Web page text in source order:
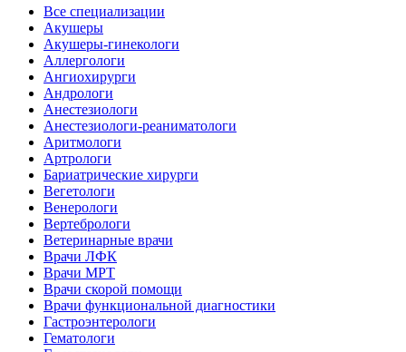
Все специализации
Акушеры
Акушеры-гинекологи
Аллергологи
Ангиохирурги
Андрологи
Анестезиологи
Анестезиологи-реаниматологи
Аритмологи
Артрологи
Бариатрические хирурги
Вегетологи
Венерологи
Вертебрологи
Ветеринарные врачи
Врачи ЛФК
Врачи МРТ
Врачи скорой помощи
Врачи функциональной диагностики
Гастроэнтерологи
Гематологи